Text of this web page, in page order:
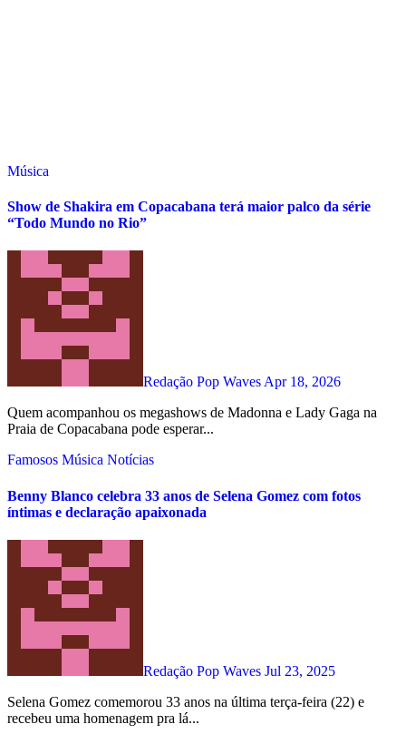
Música
Show de Shakira em Copacabana terá maior palco da série
“Todo Mundo no Rio”
Redação Pop WavesApr 18, 2026
Quem acompanhou os megashows de Madonna e Lady Gaga na
Praia de Copacabana pode esperar...
Famosos Música Notícias
Benny Blanco celebra 33 anos de Selena Gomez com fotos
íntimas e declaração apaixonada
Redação Pop Waves Jul 23, 2025
Selena Gomez comemorou 33 anos na última terça-feira (22) e
recebeu uma homenagem pra lá...